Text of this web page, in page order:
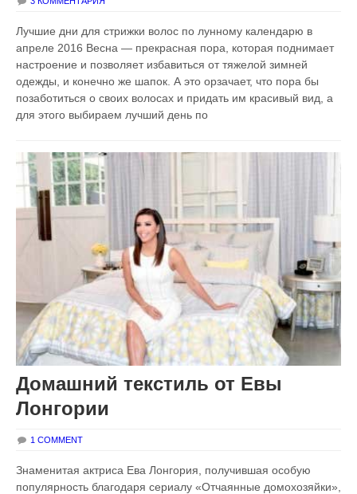
Лучшие дни для стрижки волос по лунному календарю в
апреле 2016 Весна — прекрасная пора, которая поднимает
настроение и позволяет избавиться от тяжелой зимней
одежды, и конечно же шапок. А это оpзачает, что пора бы
позаботиться о своих волосах и придать им красивый вид, а
для этого выбираем лучший день по
Домашний текстиль от Евы
Лонгории
1 COMMENT
Знаменитая актриса Ева Лонгория, получившая особую
популярность благодаря сериалу «Отчаянные домохозяйки»,